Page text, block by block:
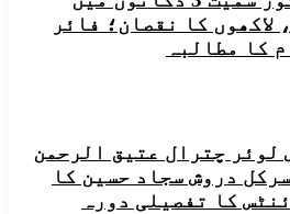
کا نقصان؛ فائر
کا مطالبہ
لوئر چترال عتیق الرحمن
دروش سجاد حسین کا
کا تفصیلی دورہ